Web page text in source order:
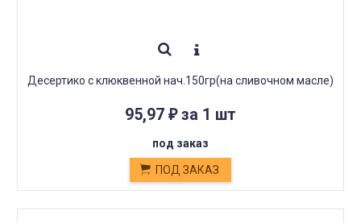
Десертико с клюквенной нач.150гр(на сливочном масле)
95,97 ₽за 1 шт
под заказ
ПОД ЗАКАЗ